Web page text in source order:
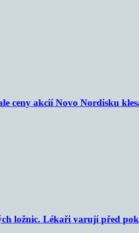
ceny akcií Novo Nordisku
ložnic. Lékaři varují před